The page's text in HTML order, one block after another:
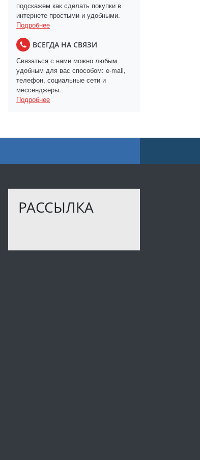
подскажем как сделать покупки в
интернете простыми и удобными.
Подробнее
ВСЕГДА НА СВЯЗИ
Связаться с нами можно любым
удобным для вас способом: e-mail,
телефон, социальные сети и
мессенджеры.
Подробнее
РАССЫЛКА